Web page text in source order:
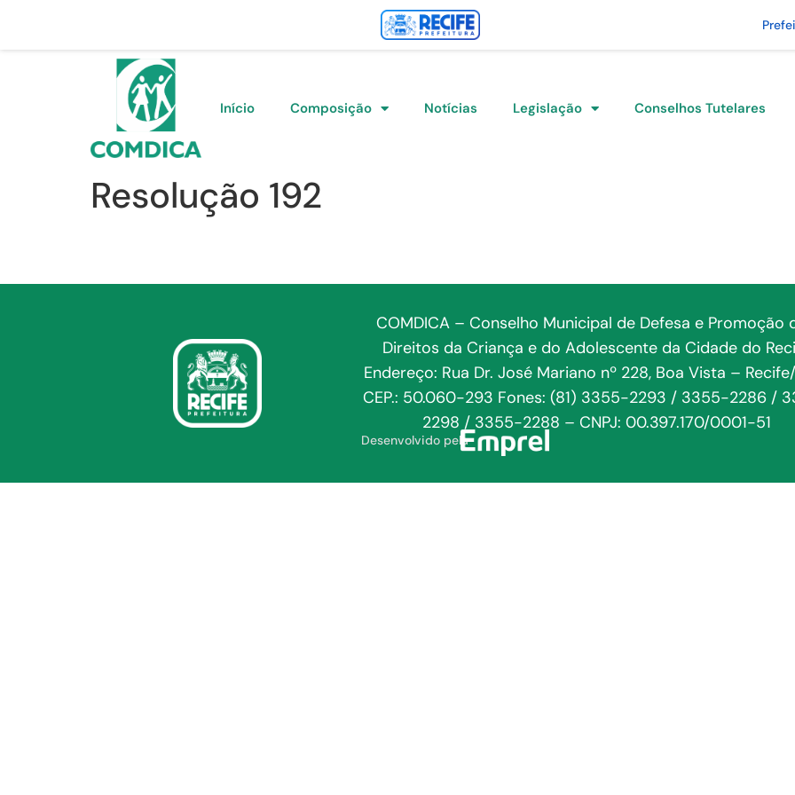
Início Composição Notícias Legislação Conselhos Tutelares
Resolução 192
COMDICA – Conselho Municipal de Defesa e Promoção
Direitos da Criança e do Adolescente da Cidade do
Endereço: Rua Dr. José Mariano nº 228, Boa Vista –
CEP.: 50.060-293 Fones: (81) 3355-2293 / 3355-2286 /
2298 / 3355-2288 – CNPJ: 00.397.170/0001-51
Desenvolvido pela